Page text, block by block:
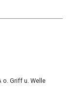
o. Griff u. Welle